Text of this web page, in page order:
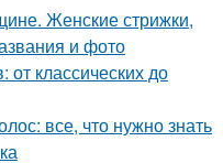
Женские стрижки,
и фото
от классических до
все, что нужно знать